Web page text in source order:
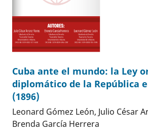
Cuba ante el mundo: la Ley
diplomático de la República
(1896)
Leonard Gómez León, Julio César
Brenda García Herrera